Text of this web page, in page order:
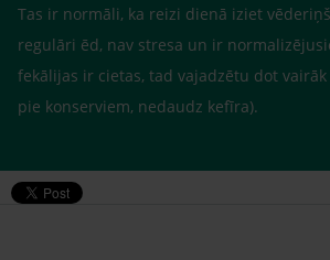
Tas ir normāli, ka reizi dienā iziet
regulāri ēd, nav stresa un ir
fekālijas ir cietas, tad vajadzētu dot
pie konserviem, nedaudz kefīra).